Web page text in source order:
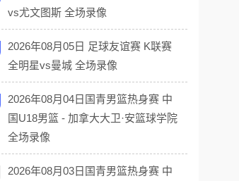
vs尤文图斯 全场录像
2026年08月05日 足球友谊赛 K联赛
全明星vs曼城 全场录像
2026年08月04日国青男篮热身赛 中
国U18男篮 - 加拿大大卫·安篮球学院
全场录像
2026年08月03日国青男篮热身赛 中